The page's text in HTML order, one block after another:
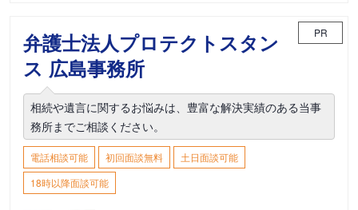
弁護士法人プロテクトスタン
ス 広島事務所
PR
相続や遺言に関するお悩みは、豊富な解決実績のある当事
務所までご相談ください。
電話相談可能 初回面談無料
土日面談可能
18時以降面談可能